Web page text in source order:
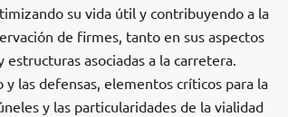
su vida útil y contribuyendo a la
de firmes, tanto en sus aspectos
asociadas a la carretera.
las defensas, elementos críticos para la
y las particularidades de la vialidad